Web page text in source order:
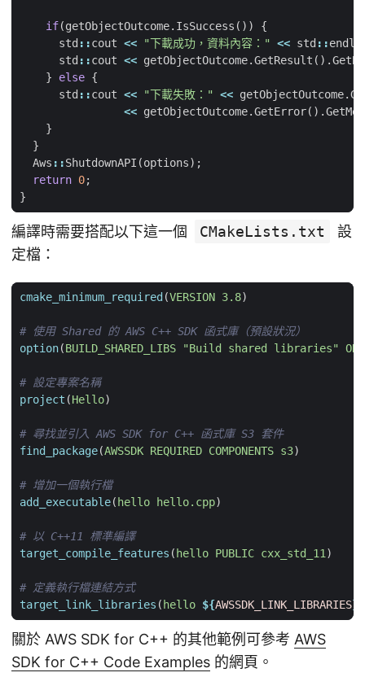
if(getObjectOutcome. IsSuccess ())
{
std ::cout << "下載成功，資料內容：" << std ::endl
std ::cout << getObjectOutcome.GetResult ().
}
else {
std ::cout << "下載失敗：" << getObjectOutcome.
<< getObjectOutcome.GetError().
}
}
Aws ::ShutdownAPI (options);
return 0;
}
編譯時需要搭配以下這一個 CMakeLists.txt
設
定檔：
cmake_minimum_required (VERSION 3.8)
option(BUILD_SHARED_LIBS "Build shared libraries" ON
project (Hello)
find_package(AWSSDK REQUIRED COMPONENTS s3)
add_executable( hello hello.cpp)
target_compile_features ( hello PUBLIC cxx_std_11)
target_link_libraries ( hello ${AWSSDK_LINK_LIBRARIES}
關於 AWS SDK for C++ 的其他範例可參考 AWS
SDK for C++ Code Examples 的網頁。